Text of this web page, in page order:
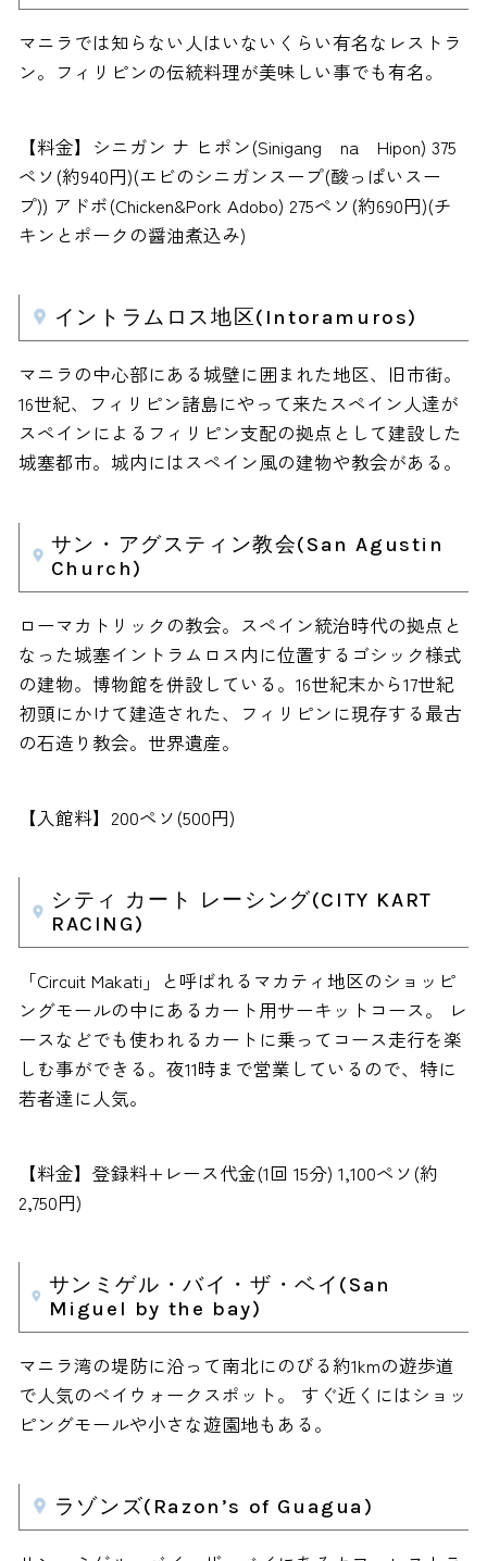
マニラでは知らない人はいないくらい有名なレストラ
ン。フィリピンの伝統料理が美味しい事でも有名。
【料金】シニガン ナ ヒポン(Sinigang na Hipon) 375
ペソ(約940円)(エビのシニガンスープ(酸っぱいスー
プ)) アドボ(Chicken&Pork Adobo) 275ペソ(約690円)(チ
キンとポークの醤油煮込み)
イントラムロス地区(Intoramuros)
マニラの中心部にある城壁に囲まれた地区、旧市街。
16世紀、フィリピン諸島にやって来たスペイン人達が
スペインによるフィリピン支配の拠点として建設した
城塞都市。城内にはスペイン風の建物や教会がある。
サン・アグスティン教会(San Agustin
Church)
ローマカトリックの教会。スペイン統治時代の拠点と
なった城塞イントラムロス内に位置するゴシック様式
の建物。博物館を併設している。16世紀末から17世紀
初頭にかけて建造された、フィリピンに現存する最古
の石造り教会。世界遺産。
【入館料】200ペソ(500円)
シティ カート レーシング(CITY KART
RACING)
「Circuit Makati」と呼ばれるマカティ地区のショッピ
ングモールの中にあるカート用サーキットコース。 レ
ースなどでも使われるカートに乗ってコース走行を楽
しむ事ができる。夜11時まで営業しているので、特に
若者達に人気。
【料金】登録料+レース代金(1回 15分) 1,100ペソ(約
2,750円)
サンミゲル・バイ・ザ・ベイ(San
Miguel by the bay)
マニラ湾の堤防に沿って南北にのびる約1kmの遊歩道
で人気のベイウォークスポット。 すぐ近くにはショッ
ピングモールや小さな遊園地もある。
ラゾンズ(Razon’s of Guagua)